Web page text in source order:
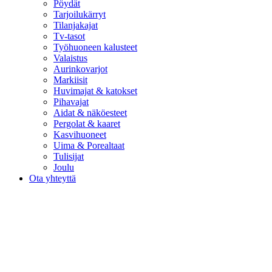
Pöydät
Tarjoilukärryt
Tilanjakajat
Tv-tasot
Työhuoneen kalusteet
Valaistus
Aurinkovarjot
Markiisit
Huvimajat & katokset
Pihavajat
Aidat & näköesteet
Pergolat & kaaret
Kasvihuoneet
Uima & Porealtaat
Tulisijat
Joulu
Ota yhteyttä